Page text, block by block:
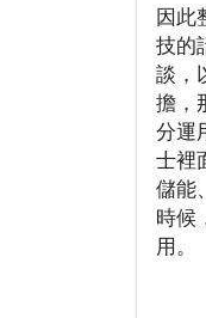
因此
技的
談，
擔，
分運
士裡
儲能
時候
用。